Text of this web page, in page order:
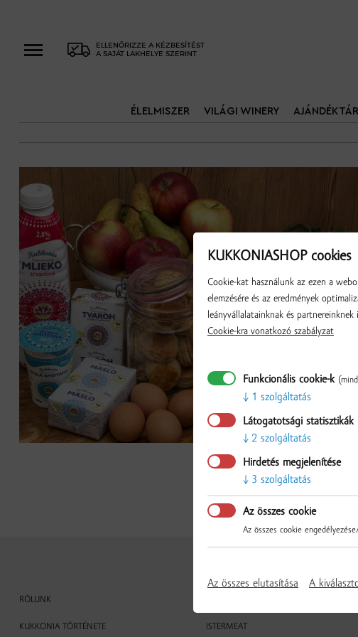
ELLENŐRIZZE A KÉZBESÍTÉST
A SAJÁT LAKHELYE SZERINT
ÉLELMISZER VILÁGI WINERY
RÓLUNK
KUKKONIA TÖRTÉNETE ISTERMEAT
KUKKONIASHOP cookies
Cookie-kat használunk az ezen a
elemzésére és az eredmények
leányvállalatainknak és
Cookie-kra vonatkozó szabályzat
Funkcionális cookie-k
1 szolgáltatás
Látogatotsági statisztikák
2 szolgáltatás
Hirdetés megjelenítése
3 szolgáltatás
Az összes cookie
Az összes cookie
Az összes elutasítása A